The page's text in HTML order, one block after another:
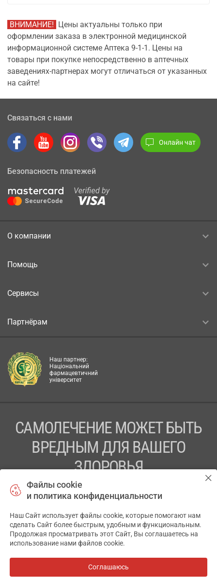
ВНИМАНИЕ! Цены актуальны только при
оформлении заказа в электронной медицинской
информационной системе Аптека 9-1-1. Цены на
товары при покупке непосредственно в аптечных
заведениях-партнерах могут отличаться от указанных
на сайте!
Связаться с нами
Онлайн чат
Безопасность платежей
О компании
Помощь
Сервисы
Партнёрам
Наш партнер:
Національний
фармацевтичний
університет
САМОЛЕЧЕНИЕ МОЖЕТ БЫТЬ
ВРЕДНЫМ ДЛЯ ВАШЕГО
ЗДОРОВЬЯ
ПЕРЕД ПРИМЕНЕНИЕМ ПРЕПАРАТА
ПРОКОНСУЛЬТИРУЙТЕСЬ С ВРАЧОМ
ТОВ «АПТЕКА 911.ЮА» Код ЄДРПОУ 43631965.
Отказ от ответственности
АПТЕКА911.ЮА
Файлы cookie
и политика конфиденциальности
Наш Сайт использует файлы cookie, которые помогают нам
сделать Сайт более быстрым, удобным и функциональным.
Продолжая просматривать этот Сайт, Вы соглашаетесь на
использование нами файлов cookie.
Соглашаюсь
✕